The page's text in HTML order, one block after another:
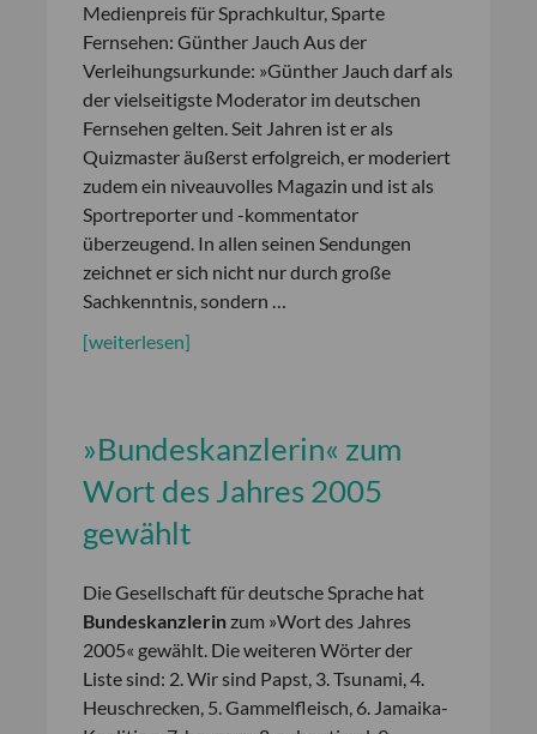
Medienpreis für Sprachkultur, Sparte
Fernsehen: Günther Jauch Aus der
Verleihungsurkunde: »Günther Jauch darf als
der vielseitigste Moderator im deutschen
Fernsehen gelten. Seit Jahren ist er als
Quizmaster äußerst erfolgreich, er moderiert
zudem ein niveauvolles Magazin und ist als
Sportreporter und -kommentator
überzeugend. In allen seinen Sendungen
zeichnet er sich nicht nur durch große
Sachkenntnis, sondern …
[weiterlesen]
»Bundeskanzlerin« zum
Wort des Jahres 2005
gewählt
Die Gesellschaft für deutsche Sprache hat
Bundeskanzlerinzum »Wort des Jahres
2005« gewählt. Die weiteren Wörter der
Liste sind: 2. Wir sind Papst, 3. Tsunami, 4.
Heuschrecken, 5. Gammelfleisch, 6. Jamaika-